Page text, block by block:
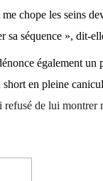
chope les seins
sa séquence », dit-
également
en pleine
refusé de lui